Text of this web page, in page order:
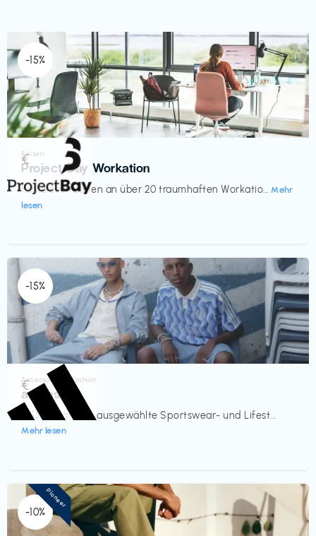
-15%
Reisen
Project Bay Workation
flexibles Arbeiten an über 20 traumhaften Workatio... Mehr
lesen
€‎
-15%
Accessoires & Fashion
adidas
-15% Rabatt auf ausgewählte Sportswear- und Lifest...
Mehr lesen
€‎
-10%
Pioneer